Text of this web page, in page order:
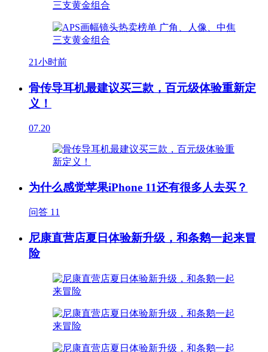
21小时前
骨传导耳机最建议买三款，百元级体验重新定
义！
07.20
为什么感觉苹果iPhone 11还有很多人去买？
问答 11
尼康直营店夏日体验新升级，和条鹅一起来冒
险